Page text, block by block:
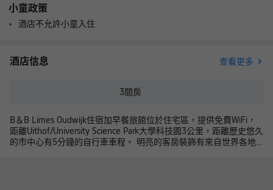
小童政策
酒店不允許小童入住
酒店信息 查看更多
3間房
B＆B Limes Oudwijk住宿加早餐旅館位於住宅區，提供免費WiFi，
距離Uithof/University Science Park大學科技園3公里，距離歷史悠久
的市中心有5分鐘的自行車車程。 明亮的客房裝飾有來自世界各地